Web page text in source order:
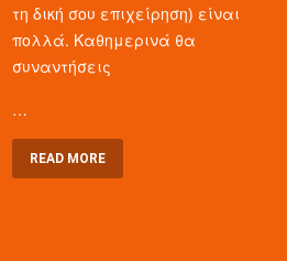
τη δική σου επιχείρηση) είναι
πολλά. Καθημερινά θα
συναντήσεις
…
READ MORE